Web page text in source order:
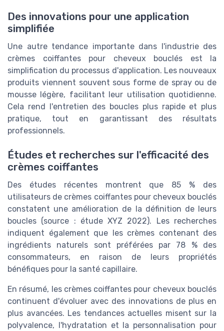
Des innovations pour une application
simplifiée
Une autre tendance importante dans l'industrie des
crèmes coiffantes pour cheveux bouclés est la
simplification du processus d'application. Les nouveaux
produits viennent souvent sous forme de spray ou de
mousse légère, facilitant leur utilisation quotidienne.
Cela rend l'entretien des boucles plus rapide et plus
pratique, tout en garantissant des résultats
professionnels.
Études et recherches sur l'efficacité des
crèmes coiffantes
Des études récentes montrent que 85 % des
utilisateurs de crèmes coiffantes pour cheveux bouclés
constatent une amélioration de la définition de leurs
boucles (source : étude XYZ 2022). Les recherches
indiquent également que les crèmes contenant des
ingrédients naturels sont préférées par 78 % des
consommateurs, en raison de leurs propriétés
bénéfiques pour la santé capillaire.
En résumé, les crèmes coiffantes pour cheveux bouclés
continuent d'évoluer avec des innovations de plus en
plus avancées. Les tendances actuelles misent sur la
polyvalence, l'hydratation et la personnalisation pour